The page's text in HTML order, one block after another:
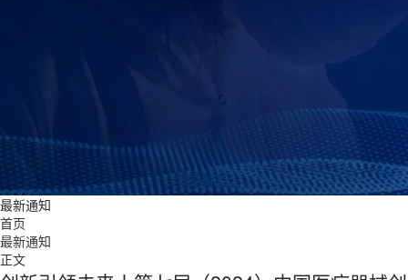
最新通知
首页
最新通知
正文